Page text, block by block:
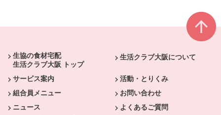
生協の食材宅配
生活クラブ大阪 トップ
生活クラブ大阪について
サービス案内
活動・とりくみ
組合員メニュー
お問い合わせ
ニュース
よくあるご質問